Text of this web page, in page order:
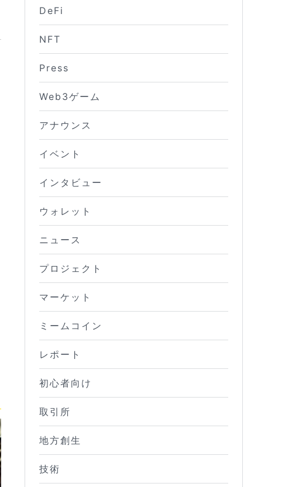
DeFi
NFT
Press
Web3ゲーム
アナウンス
イベント
インタビュー
ウォレット
ニュース
プロジェクト
マーケット
ミームコイン
レポート
初心者向け
取引所
地方創生
技術